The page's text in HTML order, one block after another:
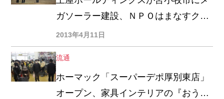
ガソーラー建設、ＮＰＯはまなすクラ
ブ・パークゴルフ場の隣接地で工事始
まる
2013年4月11日
流通
ホーマック「スーパーデポ厚別東店」
オープン、家具インテリアの『おうち